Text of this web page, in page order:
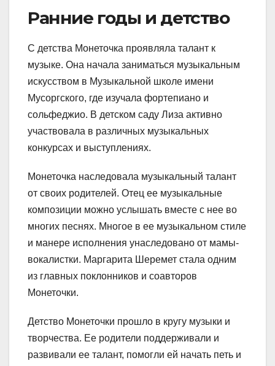
Ранние годы и детство
С детства Монеточка проявляла талант к
музыке. Она начала заниматься музыкальным
искусством в Музыкальной школе имени
Мусоргского, где изучала фортепиано и
сольфеджио. В детском саду Лиза активно
участвовала в различных музыкальных
конкурсах и выступлениях.
Монеточка наследовала музыкальный талант
от своих родителей. Отец ее музыкальные
композиции можно услышать вместе с нее во
многих песнях. Многое в ее музыкальном стиле
и манере исполнения унаследовано от мамы-
вокалистки. Маргарита Шеремет стала одним
из главных поклонников и соавторов
Монеточки.
Детство Монеточки прошло в кругу музыки и
творчества. Ее родители поддерживали и
развивали ее талант, помогли ей начать петь и